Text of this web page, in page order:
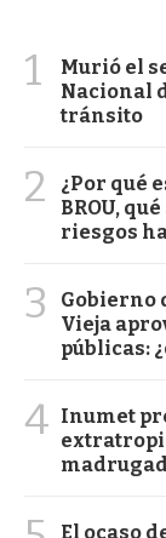
1
Murió el
Nacional
tránsito
2
¿Por qué
BROU,
riesgos
3
Gobierno
Vieja
públicas:
4 Inumet
El ocaso